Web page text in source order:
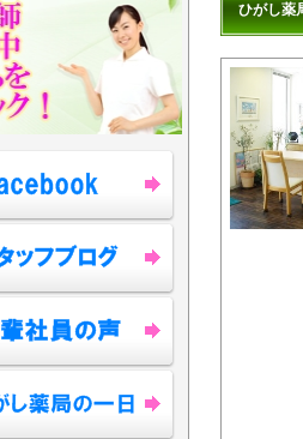
ひがし薬